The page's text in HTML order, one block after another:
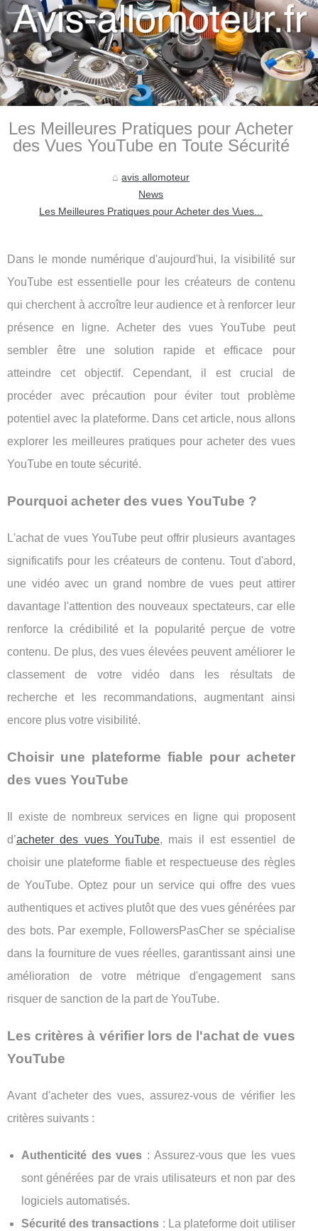
Les Meilleures Pratiques pour Acheter
des Vues YouTube en Toute Sécurité
avis allomoteur
News
Les Meilleures Pratiques pour Acheter des Vues...
Dans le monde numérique d'aujourd'hui, la visibilité sur
YouTube est essentielle pour les créateurs de contenu
qui cherchent à accroître leur audience et à renforcer leur
présence en ligne. Acheter des vues YouTube peut
sembler être une solution rapide et efficace pour
atteindre cet objectif. Cependant, il est crucial de
procéder avec précaution pour éviter tout problème
potentiel avec la plateforme. Dans cet article, nous allons
explorer les meilleures pratiques pour acheter des vues
YouTube en toute sécurité.
Pourquoi acheter des vues YouTube ?
L'achat de vues YouTube peut offrir plusieurs avantages
significatifs pour les créateurs de contenu. Tout d'abord,
une vidéo avec un grand nombre de vues peut attirer
davantage l'attention des nouveaux spectateurs, car elle
renforce la crédibilité et la popularité perçue de votre
contenu. De plus, des vues élevées peuvent améliorer le
classement de votre vidéo dans les résultats de
recherche et les recommandations, augmentant ainsi
encore plus votre visibilité.
Choisir une plateforme fiable pour acheter
des vues YouTube
Il existe de nombreux services en ligne qui proposent
d’acheter des vues YouTube, mais il est essentiel de
choisir une plateforme fiable et respectueuse des règles
de YouTube. Optez pour un service qui offre des vues
authentiques et actives plutôt que des vues générées par
des bots. Par exemple, FollowersPasCher se spécialise
dans la fourniture de vues réelles, garantissant ainsi une
amélioration de votre métrique d'engagement sans
risquer de sanction de la part de YouTube.
Les critères à vérifier lors de l'achat de vues
YouTube
Avant d'acheter des vues, assurez-vous de vérifier les
critères suivants :
Authenticité des vues : Assurez-vous que les vues
sont générées par de vrais utilisateurs et non par des
logiciels automatisés.
Sécurité des transactions : La plateforme doit utiliser